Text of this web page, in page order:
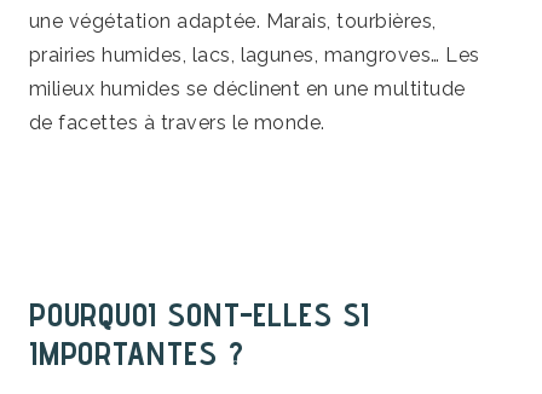
une végétation adaptée. Marais, tourbières,
prairies humides, lacs, lagunes, mangroves… Les
milieux humides se déclinent en une multitude
de facettes à travers le monde.
POURQUOI SONT-ELLES SI
IMPORTANTES ?